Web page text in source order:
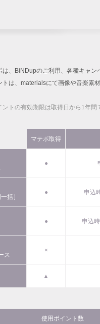
は、BiNDupのご利用、各種キャ
トは、materialsにて画像や音楽素
トの有効期限は取得日から1年間
マテポ取得
●
括］
● 申込
● 申込
ス
×
▲
使用ポイント数